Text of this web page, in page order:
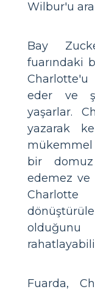
Wilbur'u
Bay
fuarındaki
eder ve
yaşarlar.
yazarak
bir
edemez ve
Charlotte
olduğunu
Fuarda,